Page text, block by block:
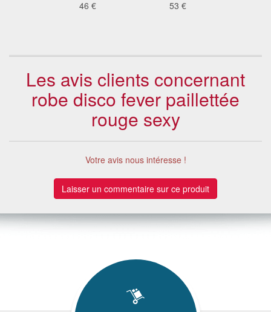
46 € 53 €
Les avis clients concernant
robe disco fever paillettée
rouge sexy
Votre avis nous intéresse !
Laisser un commentaire sur ce produit